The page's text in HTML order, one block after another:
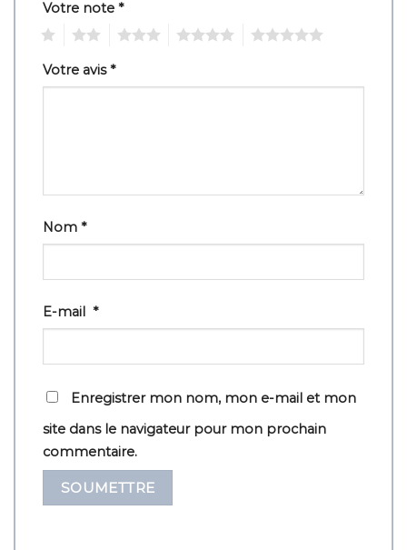
Votre note *
Votre avis*
Nom *
E-mail *
Enregistrer mon nom, mon e-mail et mon
site dans le navigateur pour mon prochain
commentaire.